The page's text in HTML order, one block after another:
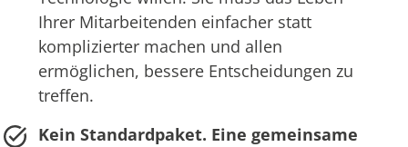
Ihrer Mitarbeitenden einfacher statt
komplizierter machen und allen
ermöglichen, bessere Entscheidungen zu
treffen.
Kein Standardpaket. Eine gemeinsame